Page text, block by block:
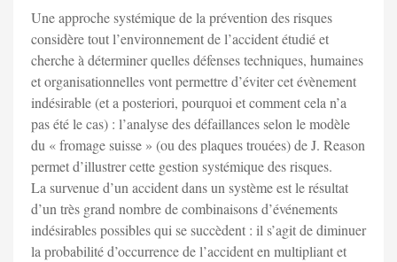
Une approche systémique de la prévention des risques
considère tout l’environnement de l’accident étudié et
cherche à déterminer quelles défenses techniques, humaines
et organisationnelles vont permettre d’éviter cet évènement
indésirable (et a posteriori, pourquoi et comment cela n’a
pas été le cas) : l’analyse des défaillances selon le modèle
du « fromage suisse » (ou des plaques trouées) de J. Reason
permet d’illustrer cette gestion systémique des risques.
La survenue d’un accident dans un système est le résultat
d’un très grand nombre de combinaisons d’événements
indésirables possibles qui se succèdent : il s’agit de diminuer
la probabilité d’occurrence de l’accident en multipliant et